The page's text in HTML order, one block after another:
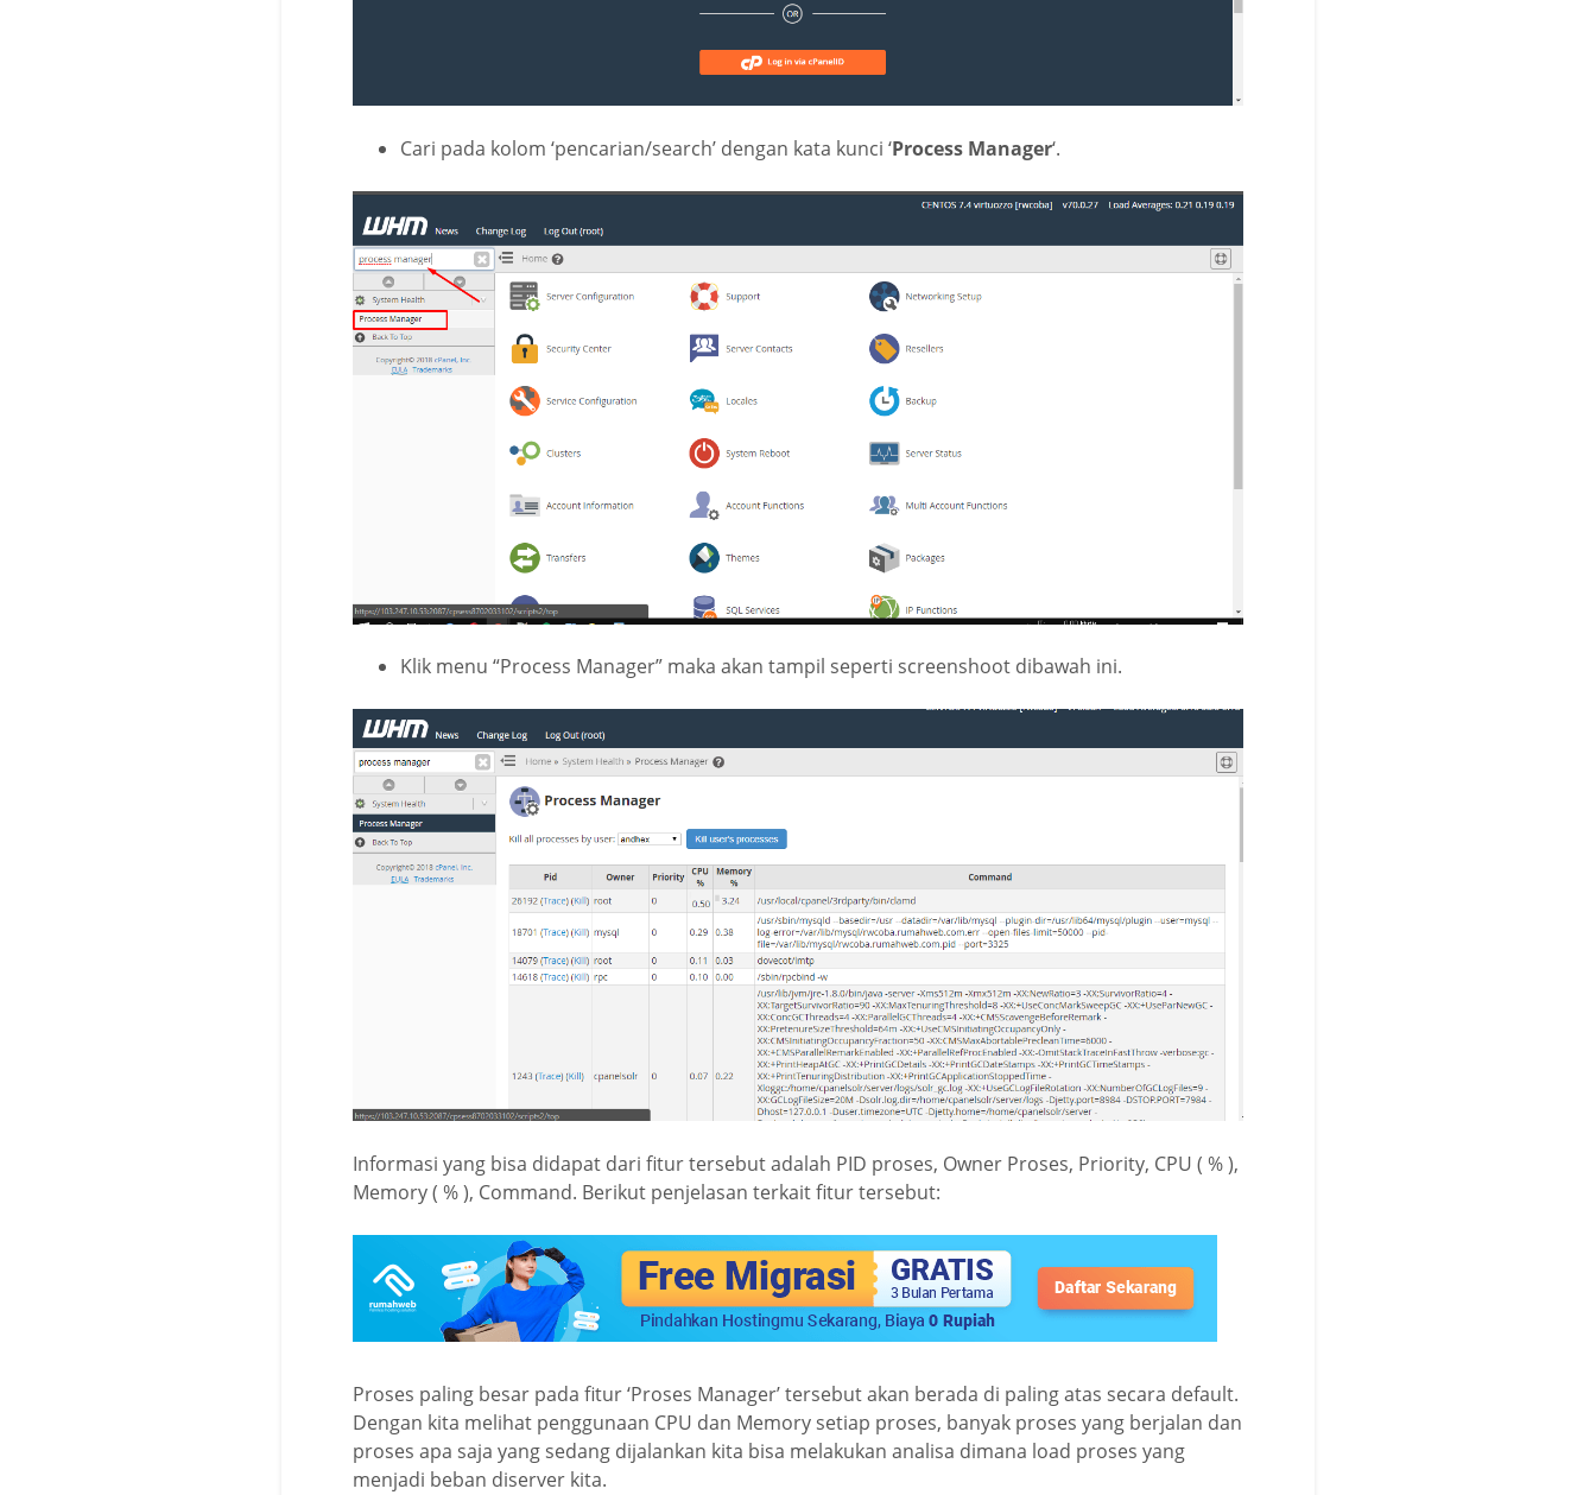
Cari pada kolom ‘pencarian/search’ dengan kata kunci ‘Process Manager‘.
Klik menu “Process Manager” maka akan tampil seperti screenshoot dibawah ini.
Informasi yang bisa didapat dari fitur tersebut adalah PID proses, Owner Proses, Priority, CPU ( % ),
Memory ( % ), Command. Berikut penjelasan terkait fitur tersebut:
Proses paling besar pada fitur ‘Proses Manager’ tersebut akan berada di paling atas secara default.
Dengan kita melihat penggunaan CPU dan Memory setiap proses, banyak proses yang berjalan dan
proses apa saja yang sedang dijalankan kita bisa melakukan analisa dimana load proses yang
menjadi beban diserver kita.